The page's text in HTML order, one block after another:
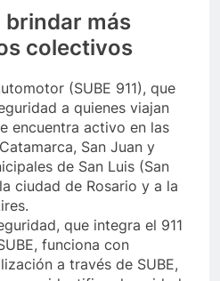
brindar más
colectivos
(SUBE 911), que
a quienes viajan
encuentra activo en las
San Juan y
de San Luis (San
ciudad de Rosario y a la
que integra el 911
funciona con
a través de SUBE,